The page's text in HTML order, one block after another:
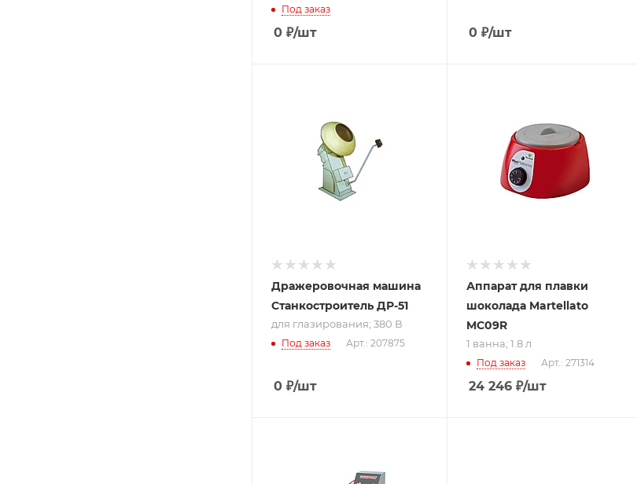
Под заказ
0 ₽/шт 0 ₽/шт
глазирования;
Дражеровочная машина
Станкостроитель ДР-51
для глазирования; 380 В
Под заказ Арт.: 207875
0 ₽/шт
Аппарат для плавки
шоколада Martellato
MC09R
1 ванна; 1.8 л
Под заказ Арт.: 271314
24 246 ₽/шт
смеси; от 0.5 до